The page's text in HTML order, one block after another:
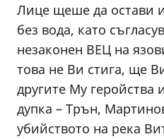
Лице щеше да остави
без вода, като
незаконен ВЕЦ на
това не Ви стига, ще
другите Му геройства
дупка – Трън,
убийството на река